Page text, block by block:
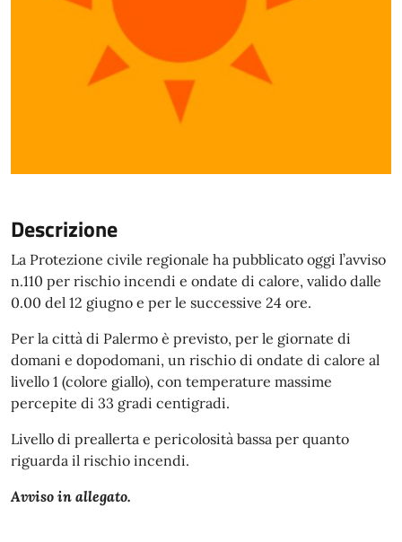
Descrizione
La Protezione civile regionale ha pubblicato oggi l’avviso
n.110 per rischio incendi e ondate di calore, valido dalle
0.00 del 12 giugno e per le successive 24 ore.
Per la città di Palermo è previsto, per le giornate di
domani e dopodomani, un rischio di ondate di calore al
livello 1 (colore giallo), con temperature massime
percepite di 33 gradi centigradi.
Livello di preallerta e pericolosità bassa per quanto
riguarda il rischio incendi.
Avviso in allegato.